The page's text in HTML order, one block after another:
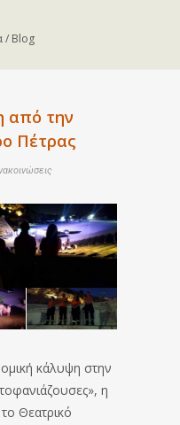
/ Blog
από την
Πέτρας
κάλυψη στην
η
Θεατρικό